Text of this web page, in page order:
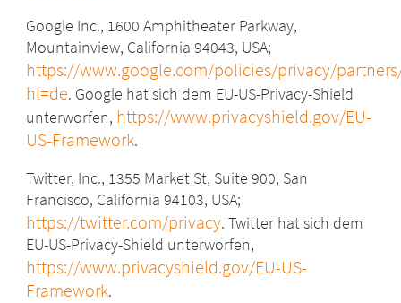
Google Inc., 1600 Amphitheater Parkway,
Mountainview, California 94043, USA;
https://www.google.com/policies/privacy/
hl=de. Google hat sich dem EU-US-Privacy-Shield
unterworfen, https://www.privacyshield.gov/EU-
US-Framework.
Twitter, Inc., 1355 Market St, Suite 900, San
Francisco, California 94103, USA;
https://twitter.com/privacy. Twitter hat sich dem
EU-US-Privacy-Shield unterworfen,
https://www.privacyshield.gov/EU-US-
Framework.